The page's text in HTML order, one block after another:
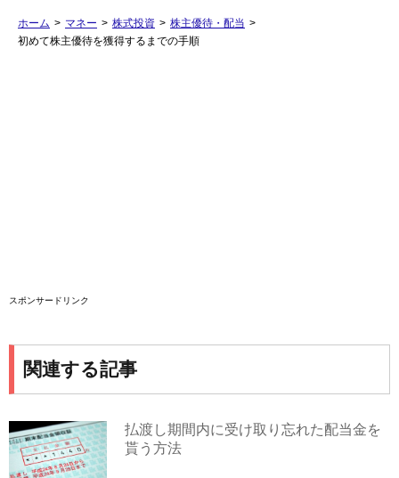
ホーム > マネー > 株式投資 > 株主優待・配当 >
初めて株主優待を獲得するまでの手順
スポンサードリンク
関連する記事
払渡し期間内に受け取り忘れた配当金を
貰う方法